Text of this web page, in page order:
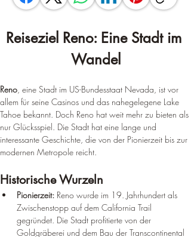
Reiseziel Reno: Eine Stadt im
Wandel
Reno, eine Stadt im US-Bundesstaat Nevada, ist vor
allem für seine Casinos und das nahegelegene Lake
Tahoe bekannt. Doch Reno hat weit mehr zu bieten als
nur Glücksspiel. Die Stadt hat eine lange und
interessante Geschichte, die von der Pionierzeit bis zur
modernen Metropole reicht.
Historische Wurzeln
Pionierzeit: Reno wurde im 19. Jahrhundert als
Zwischenstopp auf dem California Trail
gegründet. Die Stadt profitierte von der
Goldgräberei und dem Bau der Transcontinental